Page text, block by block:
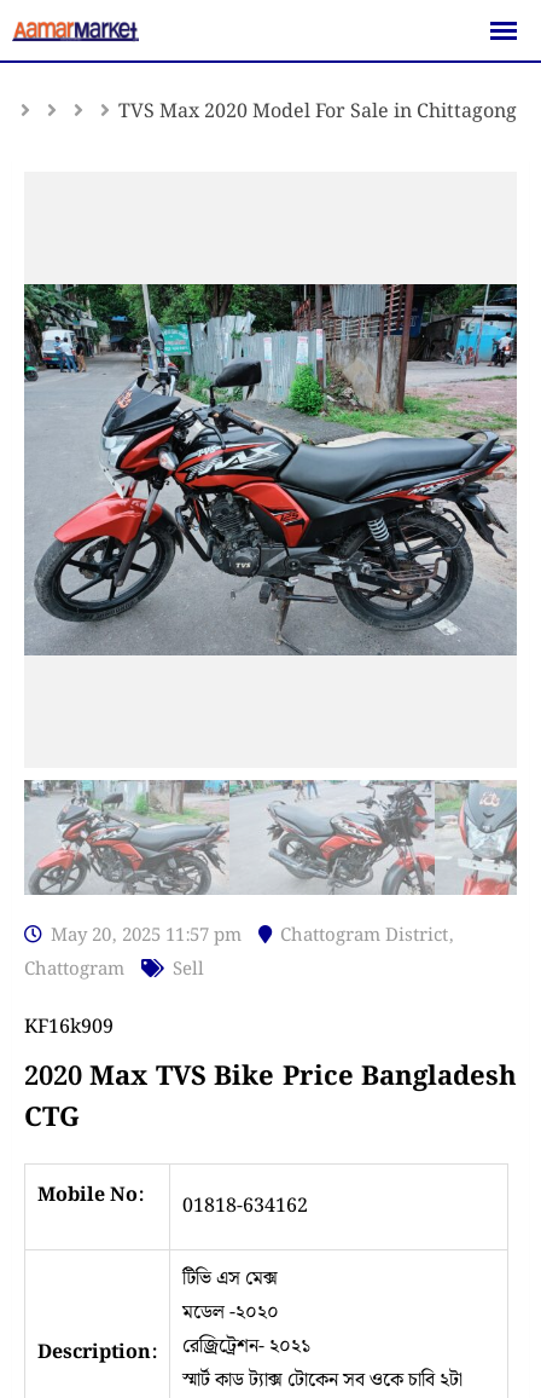
Skip
to
TVS Max 2020 Model For Sale in Chittagong
May 20, 2025 11:57 pm Chattogram District,
Chattogram
Sell
KF16k909
2020 Max TVS Bike Price Bangladesh
CTG
Mobile No: 01818-634162
Description:
টিভি এস মেক্স
মডেল -২০২০
রেজ্রিট্রেশন- ২০২১
স্মার্ট কাড ট্যাক্স টোকেন সব ওকে চাবি ২টা